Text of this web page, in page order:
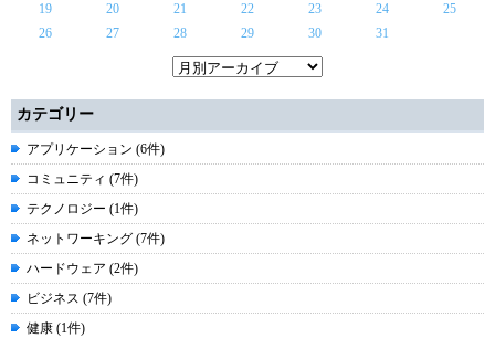
19
20 21 22 23 24
25
26
27 28 29 30 31
カテゴリー
アプリケーション (6件)
コミュニティ (7件)
テクノロジー (1件)
ネットワーキング (7件)
ハードウェア (2件)
ビジネス (7件)
健康 (1件)